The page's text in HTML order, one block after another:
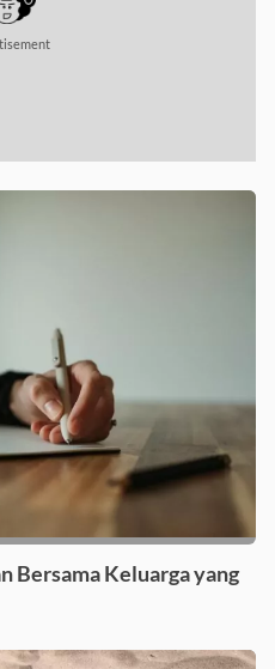
Bersama Keluarga yang